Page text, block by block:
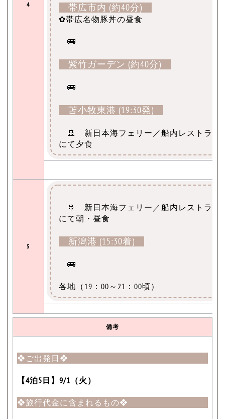
4 帯広市内 (約40分)
✿帯広名物豚丼の昼食
🚌
紫竹ガーデン (約40分)
🚌
苫小牧東港 (19:30発)
🚢 新日本海フェリー／船内レストラン
にて夕食
5
🚢 新日本海フェリー／船内レストラン
にて朝・昼食
新潟港 (15:30着)
🚌
各地（19：00～21：00頃）
備考
❖ご出発日❖
【4泊5日】9/1（火）
❖旅行代金に含まれるもの❖